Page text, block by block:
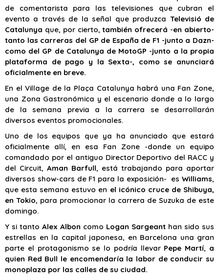
de comentarista para las televisiones que cubran el
evento a través de la señal que produzca Televisió de
Catalunya que, por cierto,también ofrecerá -en abierto-
tanto las carreras del GP de España de F1 -junto a Dazn-
como del GP de Catalunya de MotoGP -junto a la propia
plataforma de pago y la Sexta-, como se anunciará
oficialmente en breve.
En el Village de la Plaça Catalunya habrá una Fan Zone,
una Zona Gastronómica y el escenario donde a lo largo
de la semana previa a la carrera se desarrollarán
diversos eventos promocionales.
Uno de los equipos que ya ha anunciado que estará
oficialmente allí, en esa Fan Zone -donde un equipo
comandado por el antiguo Director Deportivo del RACC y
del Circuit, Aman Barfull, está trabajando para aportar
diversos show-cars de F1 para la exposición- es Williams,
que esta semana estuvo en el icónico cruce de Shibuya,
en Tokio, para promocionar la carrera de Suzuka de este
domingo.
Y si tanto Alex Albon como Logan Sargeant han sido sus
estrellas en la capital japonesa, en Barcelona una gran
parte el protagonismo se lo podría llevar Pepe Martí, a
quien Red Bull le encomendaría la labor de conducir su
monoplaza por las calles de su ciudad.